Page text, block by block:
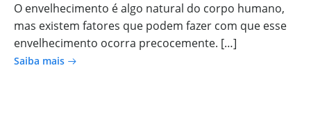
O envelhecimento é algo natural do corpo humano,
mas existem fatores que podem fazer com que esse
envelhecimento ocorra precocemente. […]
Saiba mais